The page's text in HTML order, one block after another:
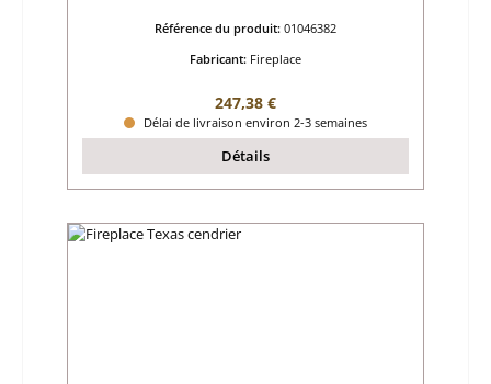
Référence du produit: 01046382
Fabricant: Fireplace
Prix régulier :
247,38 €
Délai de livraison environ 2-3 semaines
Détails